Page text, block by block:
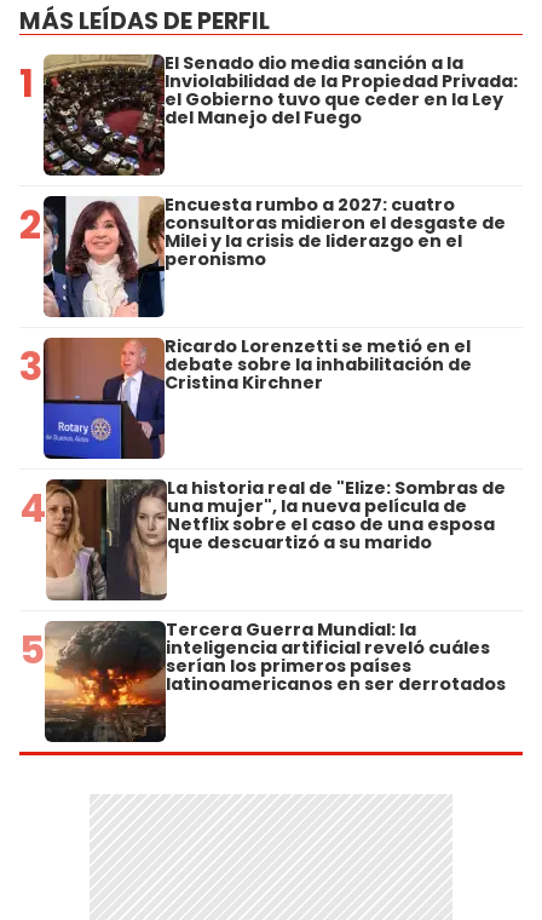
MÁS LEÍDAS DE PERFIL
1 El Senado dio media sanción a la
Inviolabilidad de la Propiedad Privada:
el Gobierno tuvo que ceder en la Ley
del Manejo del Fuego
2 Encuesta rumbo a 2027: cuatro
consultoras midieron el desgaste de
Milei y la crisis de liderazgo en el
peronismo
3 Ricardo Lorenzetti se metió en el
debate sobre la inhabilitación de
Cristina Kirchner
4 La historia real de "Elize: Sombras de
una mujer", la nueva película de
Netflix sobre el caso de una esposa
que descuartizó a su marido
5 Tercera Guerra Mundial: la
inteligencia artificial reveló cuáles
serían los primeros países
latinoamericanos en ser derrotados